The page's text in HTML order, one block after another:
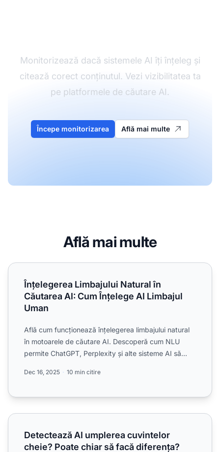
Monitorizează dacă sistemele AI îți înțeleg și
citează corect conținutul. Vezi vizibilitatea ta
pe platformele de căutare AI.
Începe monitorizarea Află mai multe
Află mai multe
Înțelegerea Limbajului Natural în Căutarea AI: Cum
Înțelegerea Limbajului Natural în
Căutarea AI: Cum Înțelege AI Limbajul
Uman
Află cum funcționează înțelegerea limbajului natural
în motoarele de căutare AI. Descoperă cum NLU
permite ChatGPT, Perplexity și alte sisteme AI să
Dec 16, 2025 10 min citire
Detectează AI umplerea cuvintelor cheie? Poate chiar să
Detectează AI umplerea cuvintelor
cheie? Poate chiar să facă diferența?